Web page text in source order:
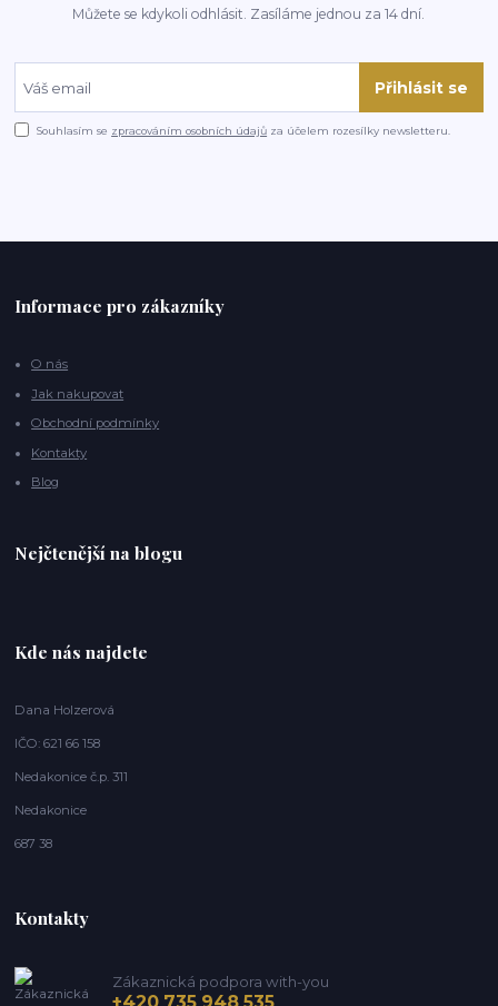
Můžete se kdykoli odhlásit. Zasíláme jednou za 14 dní.
Přihlásit se
Souhlasím se zpracováním osobních údajů za účelem rozesílky newsletteru.
Informace pro zákazníky
O nás
Jak nakupovat
Obchodní podmínky
Kontakty
Blog
Nejčtenější na blogu
Kde nás najdete
Dana Holzerová
IČO: 621 66 158
Nedakonice č.p. 311
Nedakonice
687 38
Kontakty
Zákaznická podpora with-you
+420 735 948 535